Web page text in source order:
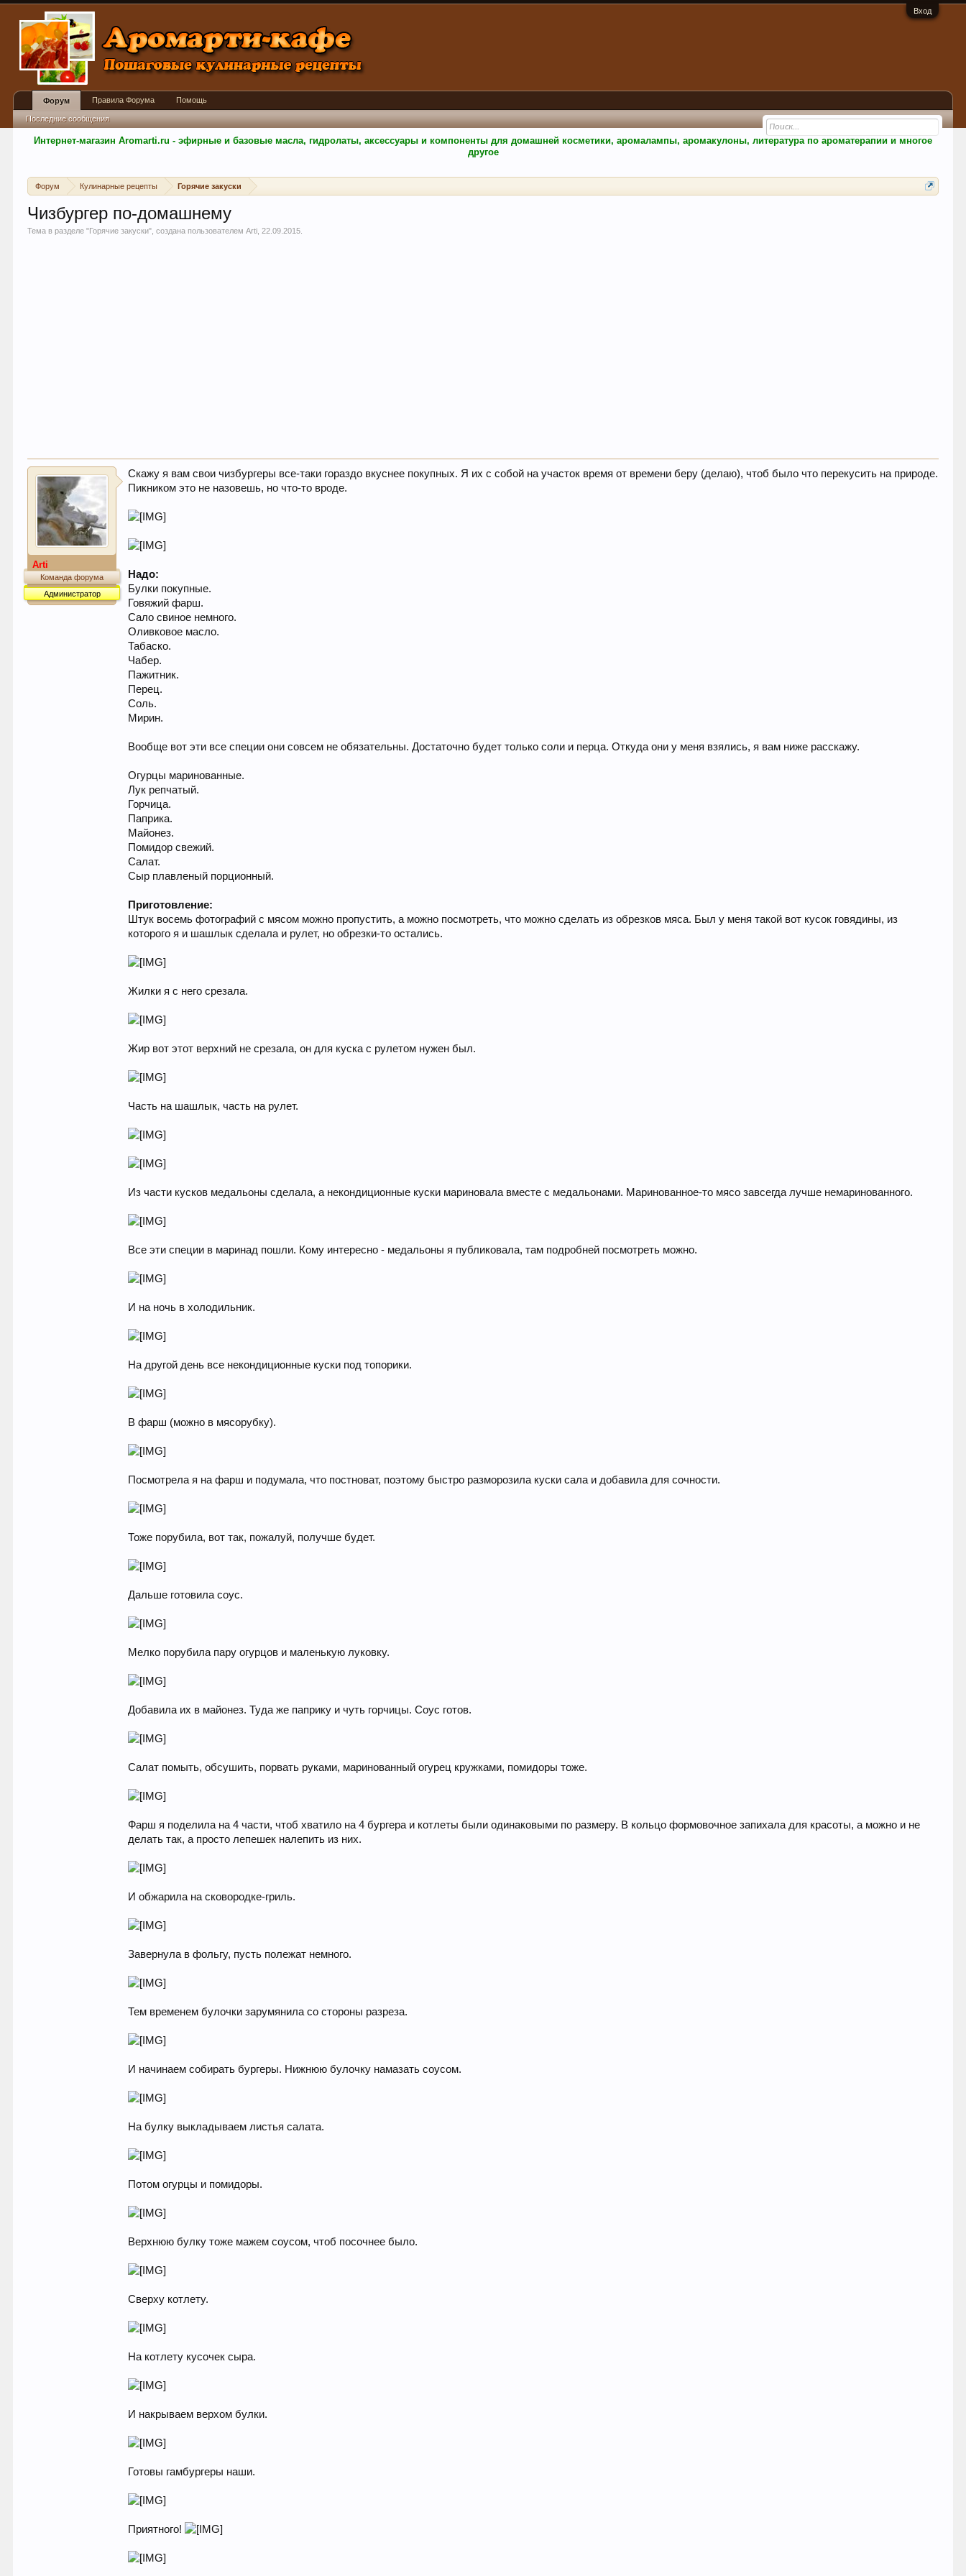
Вход
Интернет-магазин Aromarti.ru - эфирные и базовые масла, гидролаты, аксессуары и компоненты для домашней косметики, аромалампы, аромакулоны, литература по ароматерапии и многое
другое
Форум Кулинарные рецепты Горячие закуски
Чизбургер по-домашнему
Тема в разделе "Горячие закуски", создана пользователемArti ,22.09.2015
Arti
Команда форума
Администратор
Скажу я вам свои чизбургеры все-таки гораздо вкуснее покупных. Я их с собой на участок время от времени беру (делаю), чтоб было что перекусить на природе.
Пикником это не назовешь, но что-то вроде.
Надо:
Булки покупные.
Говяжий фарш.
Сало свиное немного.
Оливковое масло.
Табаско.
Чабер.
Пажитник.
Перец.
Соль.
Мирин.
Вообще вот эти все специи они совсем не обязательны. Достаточно будет только соли и перца. Откуда они у меня взялись, я вам ниже расскажу.
Огурцы маринованные.
Лук репчатый.
Горчица.
Паприка.
Майонез.
Помидор свежий.
Салат.
Сыр плавленый порционный.
Приготовление:
Штук восемь фотографий с мясом можно пропустить, а можно посмотреть, что можно сделать из обрезков мяса. Был у меня такой вот кусок говядины, из
которого я и шашлык сделала и рулет, но обрезки-то остались.
Жилки я с него срезала.
Жир вот этот верхний не срезала, он для куска с рулетом нужен был.
Часть на шашлык, часть на рулет.
Из части кусков медальоны сделала, а некондиционные куски мариновала вместе с медальонами. Маринованное-то мясо завсегда лучше немаринованного.
Все эти специи в маринад пошли. Кому интересно - медальоны я публиковала, там подробней посмотреть можно.
И на ночь в холодильник.
На другой день все некондиционные куски под топорики.
В фарш (можно в мясорубку).
Посмотрела я на фарш и подумала, что постноват, поэтому быстро разморозила куски сала и добавила для сочности.
Тоже порубила, вот так, пожалуй, получше будет.
Дальше готовила соус.
Мелко порубила пару огурцов и маленькую луковку.
Добавила их в майонез. Туда же паприку и чуть горчицы. Соус готов.
Салат помыть, обсушить, порвать руками, маринованный огурец кружками, помидоры тоже.
Фарш я поделила на 4 части, чтоб хватило на 4 бургера и котлеты были одинаковыми по размеру. В кольцо формовочное запихала для красоты, а можно и не
делать так, а просто лепешек налепить из них.
И обжарила на сковородке-гриль.
Завернула в фольгу, пусть полежат немного.
Тем временем булочки зарумянила со стороны разреза.
И начинаем собирать бургеры. Нижнюю булочку намазать соусом.
На булку выкладываем листья салата.
Потом огурцы и помидоры.
Верхнюю булку тоже мажем соусом, чтоб посочнее было.
Сверху котлету.
На котлету кусочек сыра.
И накрываем верхом булки.
Готовы гамбургеры наши.
Приятного!
Форум
Последние сообщения
Правила Форума Помощь